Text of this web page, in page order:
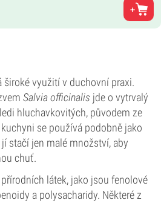
široké využití v duchovní praxi.
Salvia officinalis jde o vytrvalý
hluchavkovitých, původem ze
se používá podobně jako
stačí jen malé množství, aby
chuť.
látek, jako jsou fenolové
a polysacharidy. Některé z